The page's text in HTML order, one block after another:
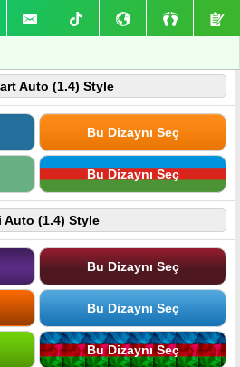
Auto (1.4) Style
Bu Dizaynı Seç
Bu Dizaynı Seç
Auto (1.4) Style
Bu Dizaynı Seç
Bu Dizaynı Seç
Bu Dizaynı Seç